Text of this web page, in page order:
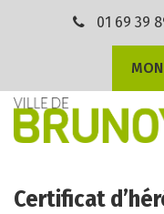
01 69 39
Certificat